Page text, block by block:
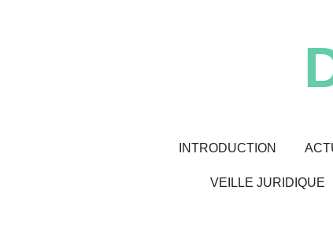
INTRODUCTION
VEILLE JURIDIQUE